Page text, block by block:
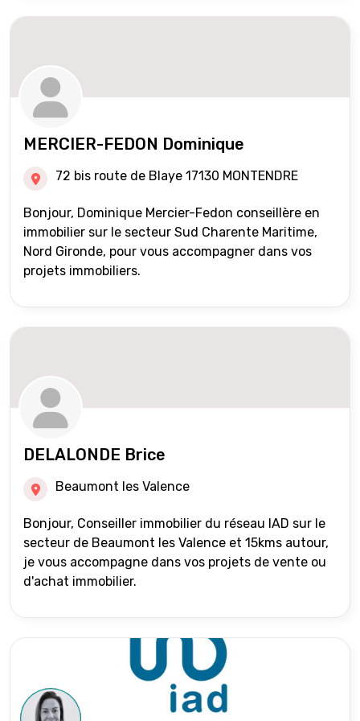
MERCIER-FEDON Dominique
72 bis route de Blaye 17130 MONTENDRE
Bonjour, Dominique Mercier-Fedon conseillère en
immobilier sur le secteur Sud Charente Maritime,
Nord Gironde, pour vous accompagner dans vos
projets immobiliers.
DELALONDE Brice
Beaumont les Valence
Bonjour, Conseiller immobilier du réseau IAD sur le
secteur de Beaumont les Valence et 15kms autour,
je vous accompagne dans vos projets de vente ou
d'achat immobilier.